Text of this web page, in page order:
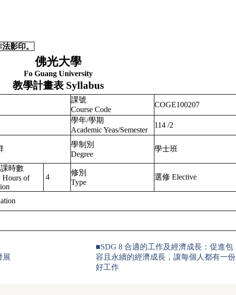
影印。
佛光大學
Fo Guang University
教學計畫表 Syllabus
課號
Course Code
COGE100207
學年/學期
Academic Yeas/Semester
114 /2
學制別
Degree
學士班
時數
Hours of
4
修別
Type
選修 Elective
展
■SDG 8 合適的工作及經濟成長：促進包
容且永續的經濟成長，讓每個人都有一份
好工作